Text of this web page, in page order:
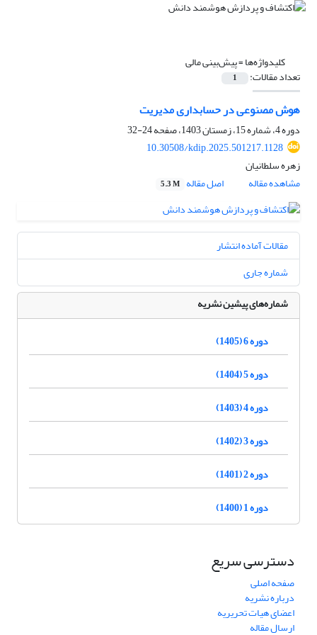
کلیدواژه‌ها =پیش‌بینی مالی
تعداد مقالات: 1
هوش مصنوعی در حسابداری مدیریت
دوره 4، شماره 15، زمستان 1403، صفحه
24-32
10.30508/kdip.2025.501217.1128
زهره سلطانیان
مشاهده مقاله
اصل مقاله 5.3 M
مقالات آماده انتشار
شماره جاری
شماره‌های پیشین نشریه
دوره 6 (1405)
دوره 5 (1404)
دوره 4 (1403)
دوره 3 (1402)
دوره 2 (1401)
دوره 1 (1400)
دسترسی سریع
صفحه اصلی
درباره نشریه
اعضای هیات تحریریه
ارسال مقاله